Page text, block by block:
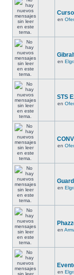
en
en
STS
en
en
en
en
en